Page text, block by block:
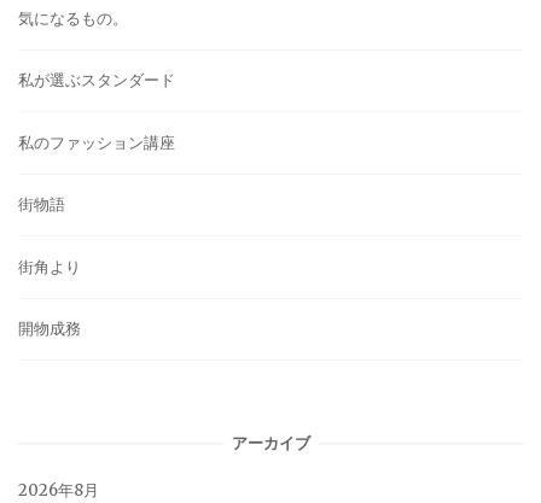
気になるもの。
私が選ぶスタンダード
私のファッション講座
街物語
街角より
開物成務
アーカイブ
2026年8月